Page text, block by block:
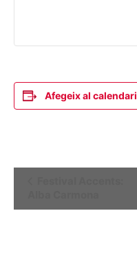
Afegeix al calendari